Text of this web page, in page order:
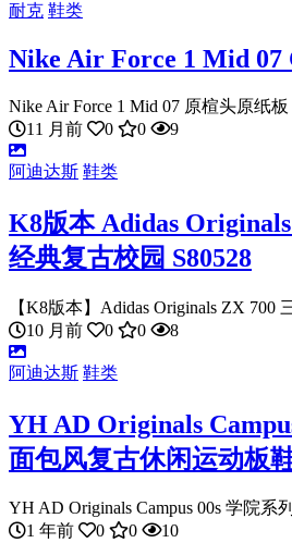
耐克 鞋类
Nike Air Force 1 Mid 07
Nike Air Force 1 Mid 07 原楦头原纸
11 月前
0 0 9
阿迪达斯 鞋类
K8版本 Adidas
经典复古校园 S80528
【K8版本】Adidas Originals ZX 700
10 月前
0 0 8
阿迪达斯 鞋类
YH AD Originals
面包风复古休闲运动板
YH AD Originals Campus 00s 学院系
1 年前
0 0 10